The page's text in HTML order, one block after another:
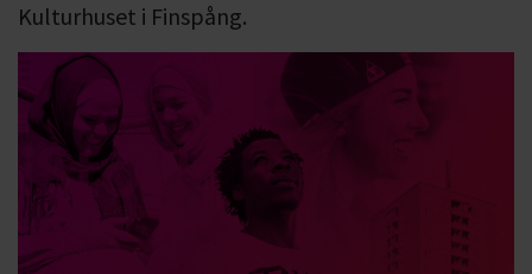
Kulturhuset i Finspång.